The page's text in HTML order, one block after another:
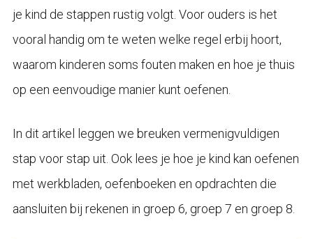
je kind de stappen rustig volgt. Voor ouders is het
vooral handig om te weten welke regel erbij hoort,
waarom kinderen soms fouten maken en hoe je thuis
op een eenvoudige manier kunt oefenen.
In dit artikel leggen we breuken vermenigvuldigen
stap voor stap uit. Ook lees je hoe je kind kan oefenen
met werkbladen, oefenboeken en opdrachten die
aansluiten bij rekenen in groep 6, groep 7 en groep 8.